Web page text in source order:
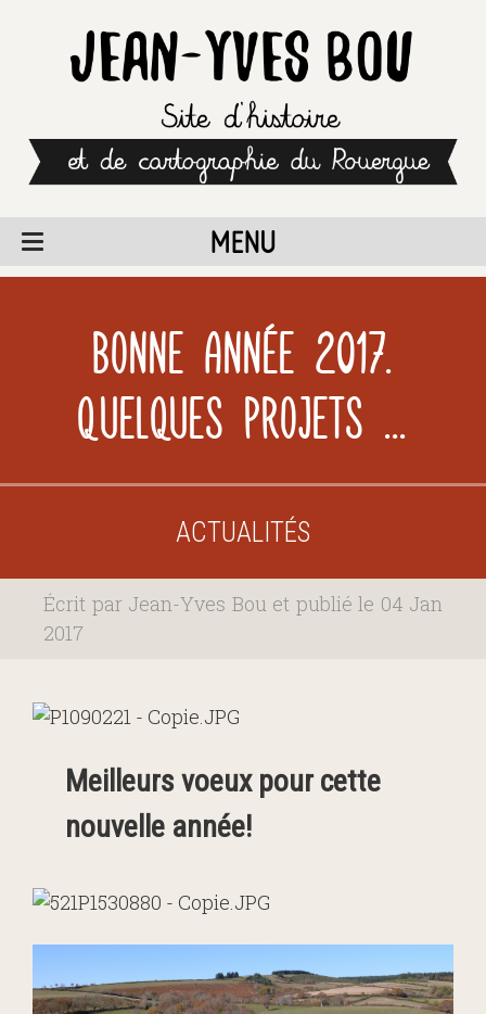
MENU
Bonne année 2017.
Quelques projets ...
ACTUALITÉS
Écrit par Jean-Yves Bou et publié le 04 Jan
2017
Meilleurs voeux pour cette
nouvelle année!